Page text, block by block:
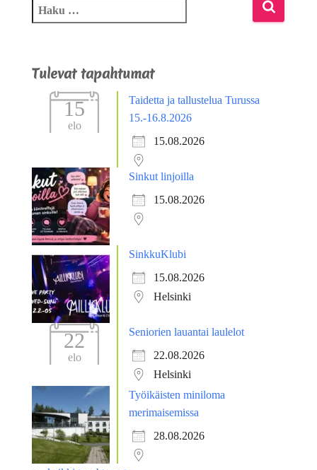
Tulevat tapahtumat
15
elo
Taidetta ja tallustelua Turussa
15.-16.8.2026
15.08.2026
Sinkut linjoilla
15.08.2026
SinkkuKlubi
15.08.2026
Helsinki
22
elo
Seniorien lauantai laulelot
22.08.2026
Helsinki
Työikäisten miniloma
merimaisemissa
28.08.2026